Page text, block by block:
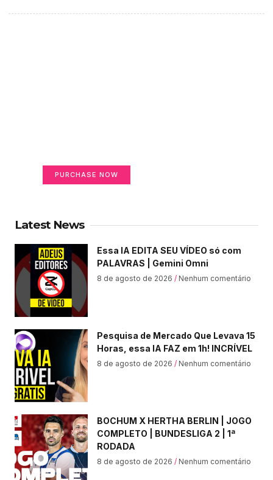
PURCHASE NOW
Latest News
Essa IA EDITA SEU VÍDEO só com
PALAVRAS | Gemini Omni
8 de agosto de 2026 Nenhum comentário
Pesquisa de Mercado Que Levava 15
Horas, essa IA FAZ em 1h! INCRÍVEL
8 de agosto de 2026 Nenhum comentário
BOCHUM X HERTHA BERLIN | JOGO
COMPLETO | BUNDESLIGA 2 | 1ª
RODADA
8 de agosto de 2026 Nenhum comentário